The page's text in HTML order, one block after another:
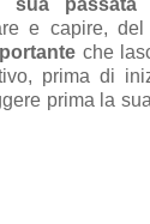
e capire, del
che
prima di
prima la